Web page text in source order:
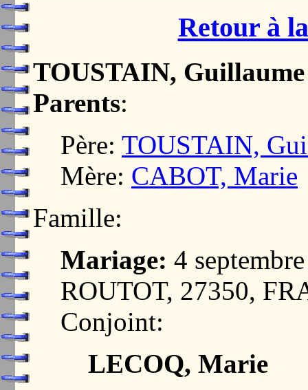
Retour à
TOUSTAIN, Guillaume
Parents:
Père: TOUSTAIN,
Mère: CABOT, Marie
Famille:
Mariage: 4
ROUTOT, 27350,
Conjoint:
LECOQ, Marie